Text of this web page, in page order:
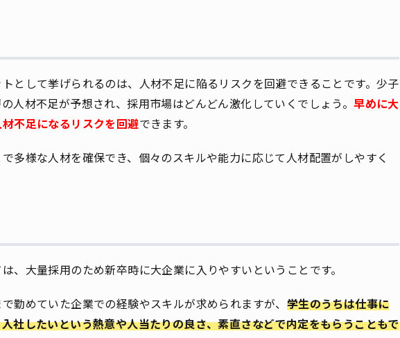
として挙げられるのは、人材不足に陥るリスクを回避できることです。少子
人材不足が予想され、採用市場はどんどん激化していくでしょう。早めに大
不足になるリスクを回避できます。
多様な人材を確保でき、個々のスキルや能力に応じて人材配置がしやすく
、大量採用のため新卒時に大企業に入りやすいということです。
勤めていた企業での経験やスキルが求められますが、 学生のうちは仕事に
社したいという熱意や人当たりの良さ、素直さなどで内定をもらうこともで